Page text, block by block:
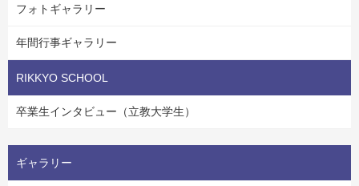
フォトギャラリー
年間行事ギャラリー
RIKKYO SCHOOL
卒業生インタビュー（立教大学生）
ギャラリー